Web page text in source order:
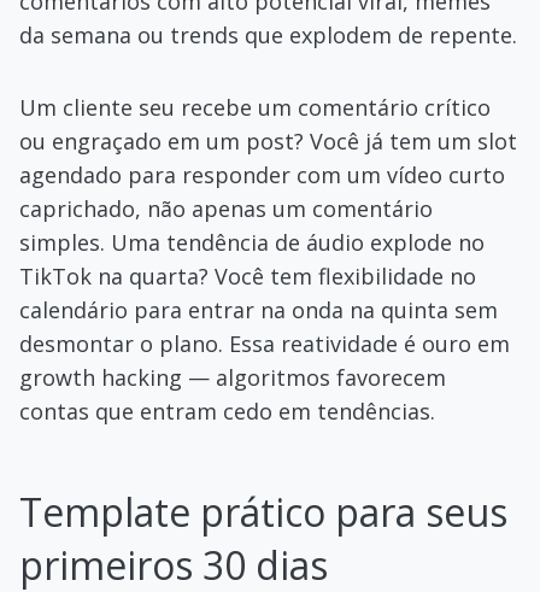
da semana ou trends que explodem de repente.
Um cliente seu recebe um comentário crítico
ou engraçado em um post? Você já tem um slot
agendado para responder com um vídeo curto
caprichado, não apenas um comentário
simples. Uma tendência de áudio explode no
TikTok na quarta? Você tem flexibilidade no
calendário para entrar na onda na quinta sem
desmontar o plano. Essa reatividade é ouro em
growth hacking — algoritmos favorecem
contas que entram cedo em tendências.
Template prático para seus
primeiros 30 dias